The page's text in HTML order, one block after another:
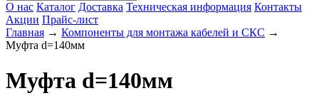
О нас Каталог Доставка Техническая информация Контакты
Акции Прайс-лист
Главная → Компоненты для монтажа кабелей и СКС →
Муфта d=140мм
Муфта d=140мм